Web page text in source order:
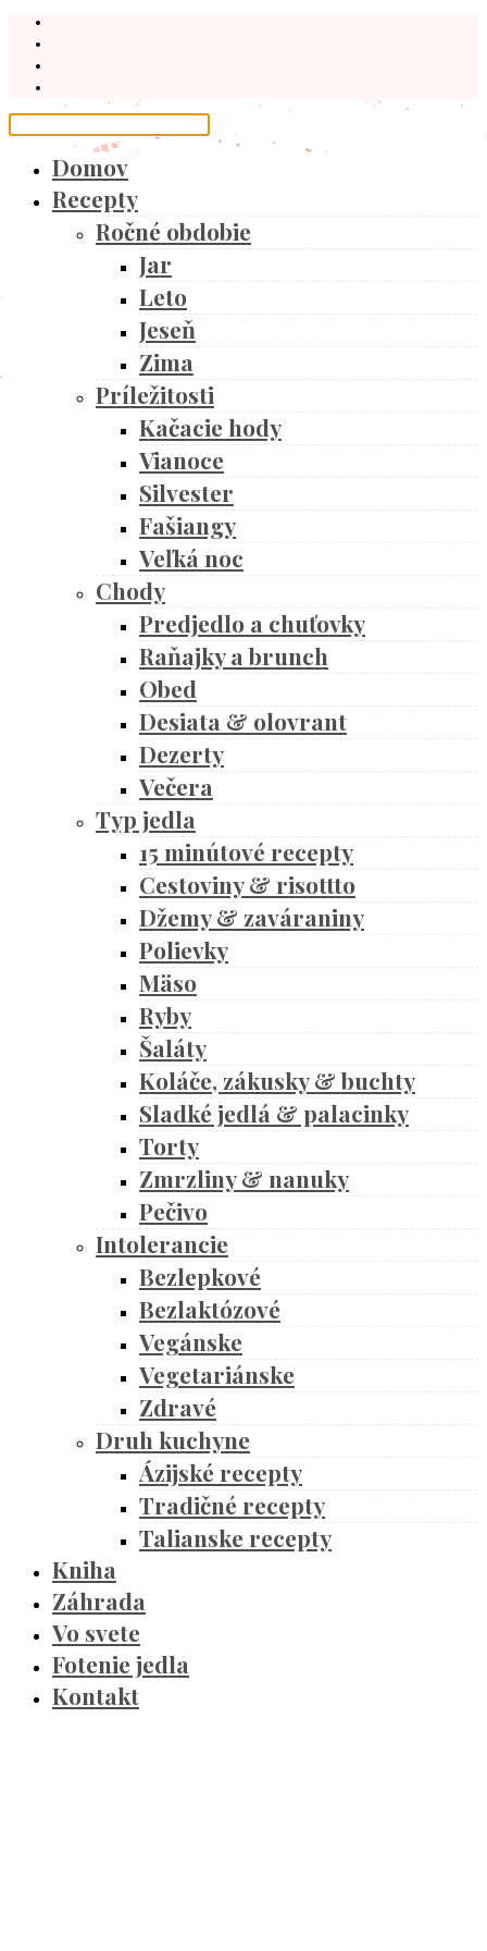
Domov
Recepty
Ročné obdobie
Jar
Leto
Jeseň
Zima
Príležitosti
Kačacie hody
Vianoce
Silvester
Fašiangy
Veľká noc
Chody
Predjedlo a chuťovky
Raňajky a brunch
Obed
Desiata & olovrant
Dezerty
Večera
Typ jedla
15 minútové recepty
Cestoviny & risottto
Džemy & zaváraniny
Polievky
Mäso
Ryby
Šaláty
Koláče, zákusky & buchty
Sladké jedlá & palacinky
Torty
Zmrzliny & nanuky
Pečivo
Intolerancie
Bezlepkové
Bezlaktózové
Vegánske
Vegetariánske
Zdravé
Druh kuchyne
Ázijské recepty
Tradičné recepty
Talianske recepty
Kniha
Záhrada
Vo svete
Fotenie jedla
Kontakt